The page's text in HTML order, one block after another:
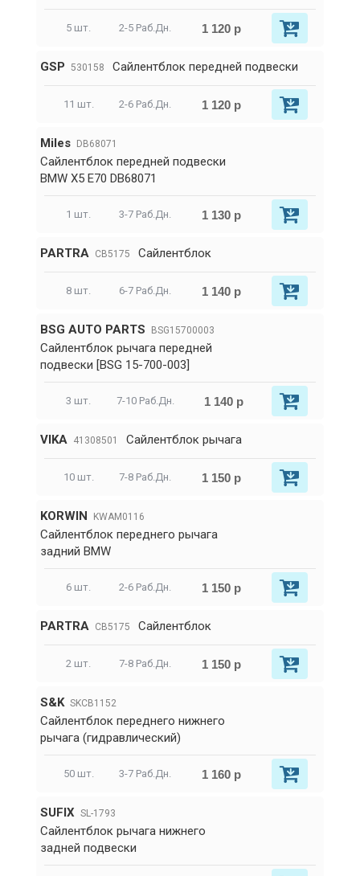
5 шт. 2-5 Раб.Дн. 1 120 р
GSP 530158 Сайлентблок передней подвески
11 шт. 2-6 Раб.Дн. 1 120 р
Miles DB68071
Сайлентблок передней подвески
BMW X5 E70 DB68071
1 шт. 3-7 Раб.Дн. 1 130 р
PARTRA CB5175 Сайлентблок
8 шт. 6-7 Раб.Дн. 1 140 р
BSG AUTO PARTS BSG15700003
Сайлентблок рычага передней
подвески [BSG 15-700-003]
3 шт. 7-10 Раб.Дн. 1 140 р
VIKA 41308501 Сайлентблок рычага
10 шт. 7-8 Раб.Дн. 1 150 р
KORWIN KWAM0116
Сайлентблок переднего рычага
задний BMW
6 шт. 2-6 Раб.Дн. 1 150 р
PARTRA CB5175 Сайлентблок
2 шт. 7-8 Раб.Дн. 1 150 р
S&K SKCB1152
Сайлентблок переднего нижнего
рычага (гидравлический)
50 шт. 3-7 Раб.Дн. 1 160 р
SUFIX SL-1793
Сайлентблок рычага нижнего
задней подвески